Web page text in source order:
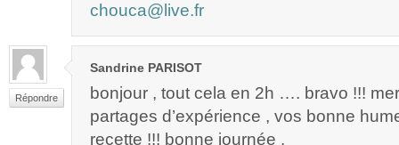
chouca@live.fr
Répondre
Sandrine PARISOT
bonjour , tout cela en 2h …. bravo !!!
partages d’expérience , vos bonne
recette !!! bonne journée .